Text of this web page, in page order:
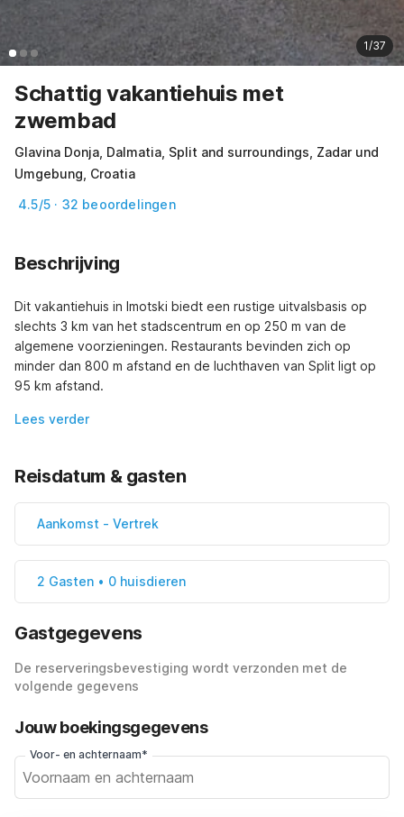
1/37
Schattig vakantiehuis met
zwembad
Glavina Donja, Dalmatia, Split and surroundings, Zadar und
Umgebung, Croatia
4.5/5 · 32 beoordelingen
Beschrijving
Dit vakantiehuis in Imotski biedt een rustige uitvalsbasis op
slechts 3 km van het stadscentrum en op 250 m van de
algemene voorzieningen. Restaurants bevinden zich op
minder dan 800 m afstand en de luchthaven van Split ligt op
95 km afstand.
Lees verder
Reisdatum & gasten
Aankomst - Vertrek
2 Gasten • 0 huisdieren
Gastgegevens
De reserveringsbevestiging wordt verzonden met de
volgende gegevens
Jouw boekingsgegevens
Voor- en achternaam*